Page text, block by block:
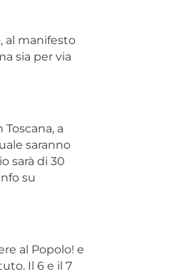
al manifesto
sia per via
a
saranno
sarà di 30
su
al Popolo! e
Il 6 e il 7